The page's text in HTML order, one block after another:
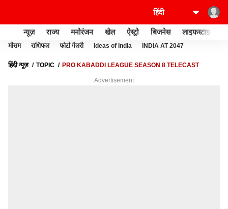
न्यूज़ राज्य मनोरंजन खेल ऐस्ट्रो बिजनेस लाइफस्टाइल
मौसम राशिफल फोटो गैलरी Ideas of India INDIA AT 2047
हिंदी न्यूज़ TOPIC PRO KABADDI LEAGUE SEASON 8 TELECAST
Advertisement